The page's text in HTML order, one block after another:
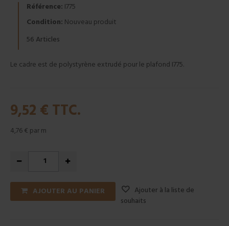
Référence: I775
Condition: Nouveau produit
56 Articles
Le cadre est de polystyrène extrudé pour le plafond I775.
9,52 € TTC.
4,76 € par m
AJOUTER AU PANIER
Ajouter à la liste de
souhaits